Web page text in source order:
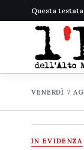
Questa
VENERDÌ 7
IN EVIDENZA